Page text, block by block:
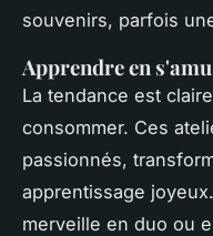
souvenirs, parfois
Apprendre en
La tendance est
consommer. Ces
passionnés,
apprentissage
merveille en duo ou